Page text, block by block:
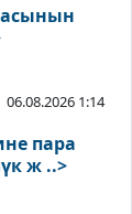
06.08.2026 1:14
пара
ж ..>